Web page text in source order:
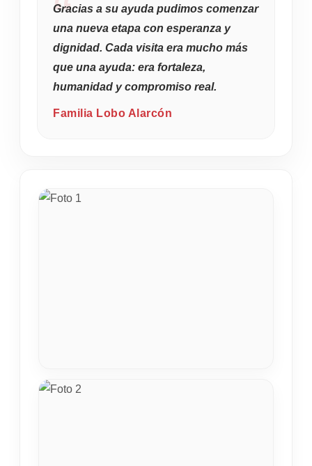
Gracias a su ayuda pudimos comenzar
una nueva etapa con esperanza y
dignidad. Cada visita era mucho más
que una ayuda: era fortaleza,
humanidad y compromiso real.
Familia Lobo Alarcón